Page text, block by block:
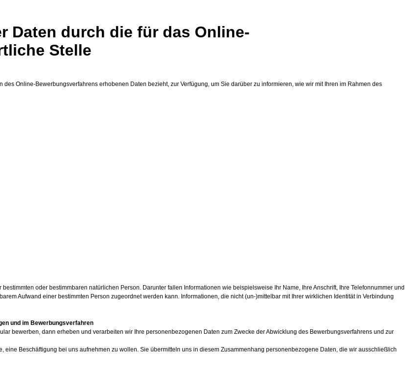
Daten durch die für das Online-
Stelle
Online-Bewerbungsverfahrens erhobenen Daten bezieht, zur Verfügung, um Sie darüber zu informieren, wie wir mit Ihren im Rahmen des
oder bestimmbaren natürlichen Person. Darunter fallen Informationen wie beispielsweise Ihr Name, Ihre Anschrift, Ihre Telefonnummer und
Aufwand einer bestimmten Person zugeordnet werden kann. Informationen, die nicht (un-)mittelbar mit Ihrer wirklichen Identität in Verbindung
und im Bewerbungsverfahren
bewerben, dann erheben und verarbeiten wir Ihre personenbezogenen Daten zum Zwecke der Abwicklung des Bewerbungsverfahrens und zur
Beschäftigung bei uns aufnehmen zu wollen. Sie übermitteln uns in diesem Zusammenhang personenbezogene Daten, die wir ausschließlich